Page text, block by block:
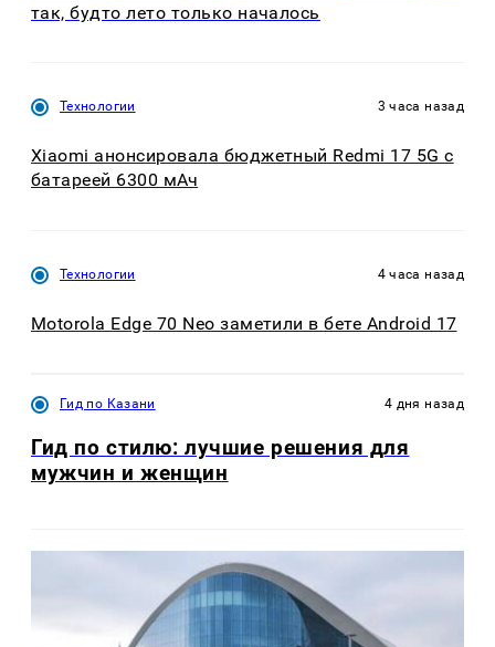
так, будто лето только началось
Технологии 3 часа назад
Xiaomi анонсировала бюджетный Redmi 17 5G с
батареей 6300 мАч
Технологии 4 часа назад
Motorola Edge 70 Neo заметили в бете Android 17
Гид по Казани 4 дня назад
Гид по стилю: лучшие решения для
мужчин и женщин